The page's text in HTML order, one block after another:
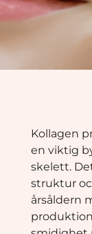
Kollagen
en viktig
skelett.
struktur
årsåldern